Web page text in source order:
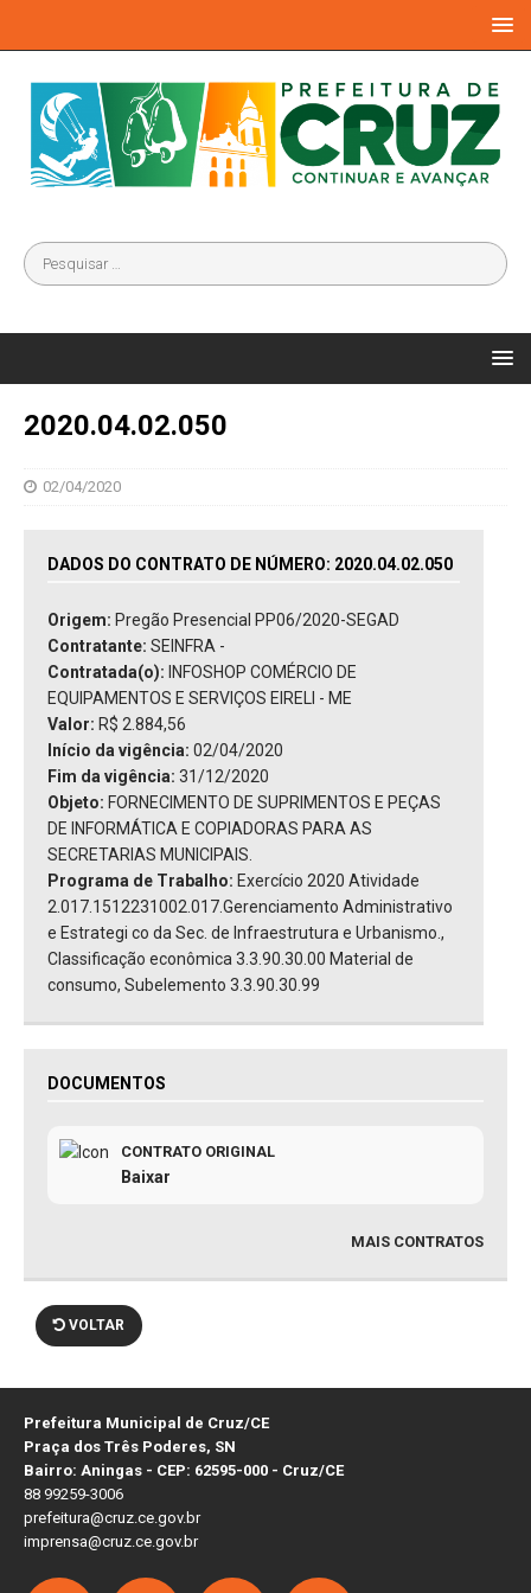
2020.04.02.050
02/04/2020
DADOS DO CONTRATO DE NÚMERO: 2020.04.02.050
Origem: Pregão Presencial PP06/2020-SEGAD
Contratante: SEINFRA -
Contratada(o): INFOSHOP COMÉRCIO DE
EQUIPAMENTOS E SERVIÇOS EIRELI - ME
Valor: R$ 2.884,56
Início da vigência: 02/04/2020
Fim da vigência: 31/12/2020
Objeto: FORNECIMENTO DE SUPRIMENTOS E PEÇAS
DE INFORMÁTICA E COPIADORAS PARA AS
SECRETARIAS MUNICIPAIS.
Programa de Trabalho: Exercício 2020 Atividade
2.017.1512231002.017.Gerenciamento Administrativo
e Estrategi co da Sec. de Infraestrutura e Urbanismo.,
Classificação econômica 3.3.90.30.00 Material de
consumo, Subelemento 3.3.90.30.99
DOCUMENTOS
CONTRATO ORIGINAL
Baixar
MAIS CONTRATOS
VOLTAR
Prefeitura Municipal de Cruz/CE
Praça dos Três Poderes, SN
Bairro: Aningas - CEP: 62595-000 - Cruz/CE
88 99259-3006
prefeitura@cruz.ce.gov.br
imprensa@cruz.ce.gov.br